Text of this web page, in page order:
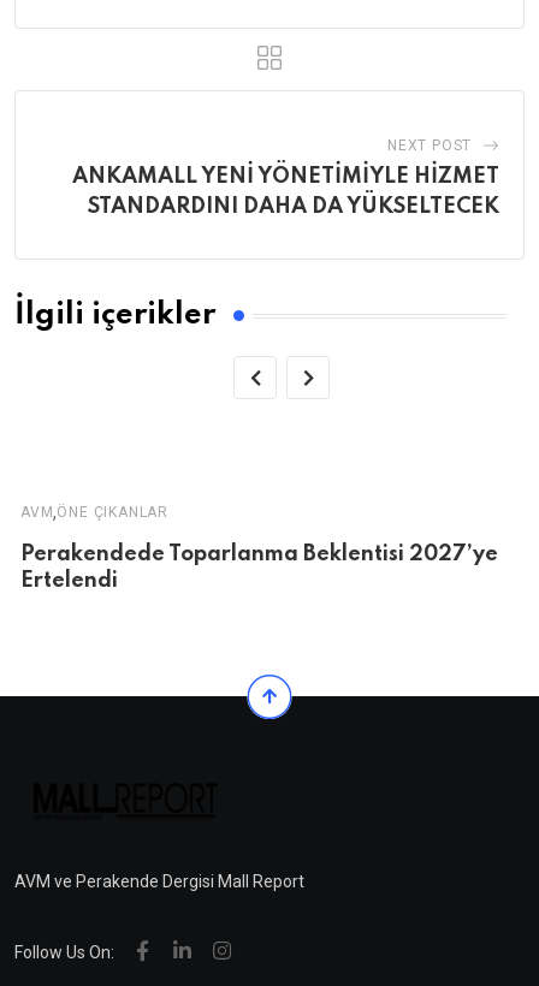
NEXT POST
ANKAMALL YENİ YÖNETİMİYLE HİZMET
STANDARDINI DAHA DA YÜKSELTECEK
İlgili içerikler
AVM,ÖNE ÇIKANLAR
Perakendede Toparlanma Beklentisi 2027’ye
Ertelendi
AVM ve Perakende Dergisi Mall Report
Follow Us On: